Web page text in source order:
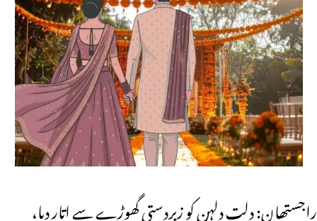
راجستھان: دلت دلہن کو زبردستی گھوڑے سے اتار دیا،